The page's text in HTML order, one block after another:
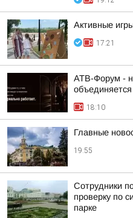
Активные
17:21
АТВ-Форум -
объединяется
18:10
Главные
19:55
Сотрудники
проверку по
парке